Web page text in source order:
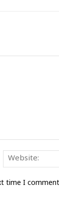
time I